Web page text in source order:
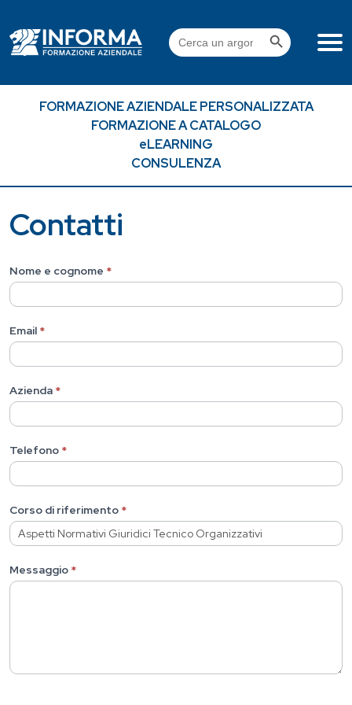
content
Search
for:
Search Button
FORMAZIONE AZIENDALE PERSONALIZZATA
FORMAZIONE A CATALOGO
eLEARNING
CONSULENZA
Contatti
Contattaci
Nome e cognome *
Email *
Azienda *
Telefono *
Corso di riferimento *
Messaggio *